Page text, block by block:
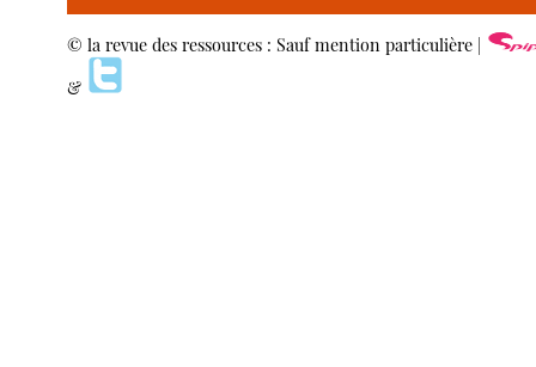
© la revue des ressources : Sauf mention particulière |
&